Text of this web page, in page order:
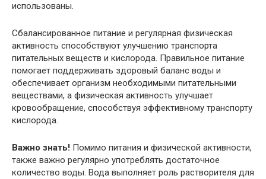
использованы.
Сбалансированное питание и регулярная физическая
активность способствуют улучшению транспорта
питательных веществ и кислорода. Правильное питание
помогает поддерживать здоровый баланс воды и
обеспечивает организм необходимыми питательными
веществами, а физическая активность улучшает
кровообращение, способствуя эффективному транспорту
кислорода.
Важно знать! Помимо питания и физической активности,
также важно регулярно употреблять достаточное
количество воды. Вода выполняет роль растворителя для